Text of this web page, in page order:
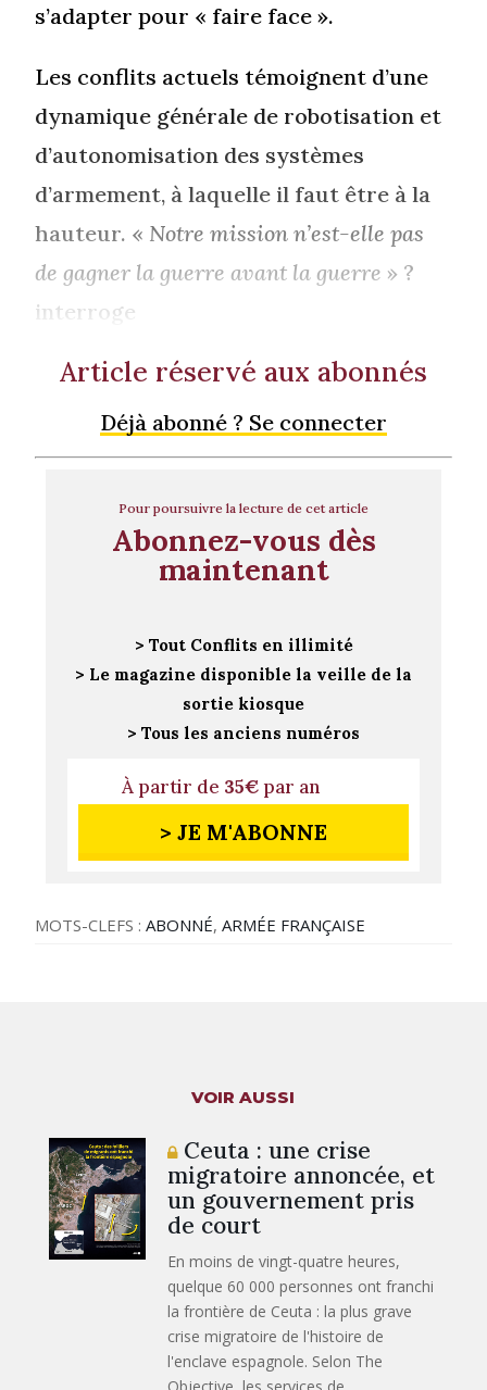
s’adapter pour « faire face ».
Les conflits actuels témoignent d’une
dynamique générale de robotisation et
d’autonomisation des systèmes
d’armement, à laquelle il faut être à la
hauteur. « Notre mission n’est-elle pas
de gagner la guerre avant la guerre » ?
interroge
Article réservé aux abonnés
Déjà abonné ? Se connecter
Pour poursuivre la lecture de cet article
Abonnez-vous dès
maintenant
> Tout Conflits en illimité
> Le magazine disponible la veille de la
sortie kiosque
> Tous les anciens numéros
À partir de 35€par an
> JE M'ABONNE
MOTS-CLEFS :ABONNÉ,ARMÉE FRANÇAISE
VOIR AUSSI
Ceuta : une crise
migratoire annoncée, et
un gouvernement pris
de court
En moins de vingt-quatre heures,
quelque 60 000 personnes ont franchi
la frontière de Ceuta : la plus grave
crise migratoire de l'histoire de
l'enclave espagnole. Selon The